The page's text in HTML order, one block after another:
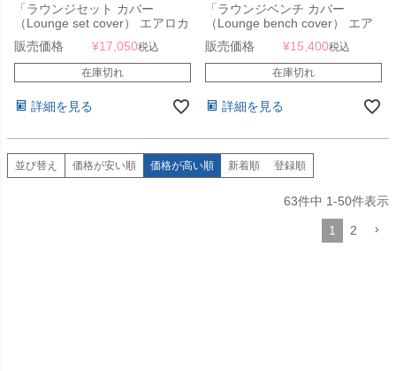
「ラウンジセット カバー
（Lounge set cover） エアロカ
バー（AeroCover） #7935
300x300x70cm」【沖縄・離島
は送料要見積り】
販売価格 ¥17,050税込
在庫切れ
詳細を見る
「ラウンジベンチ カバー
（Lounge bench cover） エア
ロカバー（AeroCover） #7931
170x100x70cm（NS）」【沖
縄・離島は送料要見積り】
販売価格 ¥15,400税込
在庫切れ
詳細を見る
並び替え 価格が安い順 価格が高い順 新着順 登録順
63件中 1-50件表示
1 2